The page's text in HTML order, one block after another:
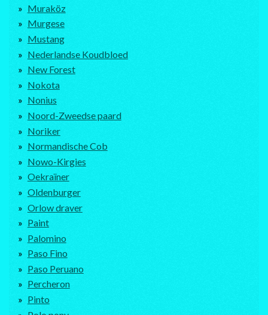
Muraköz
Murgese
Mustang
Nederlandse Koudbloed
New Forest
Nokota
Nonius
Noord-Zweedse paard
Noriker
Normandische Cob
Nowo-Kirgies
Oekraïner
Oldenburger
Orlow draver
Paint
Palomino
Paso Fino
Paso Peruano
Percheron
Pinto